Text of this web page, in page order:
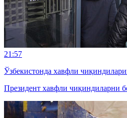
21:57
Ўзбекистонда хавфли
Президент хавфли чиқиндиларни